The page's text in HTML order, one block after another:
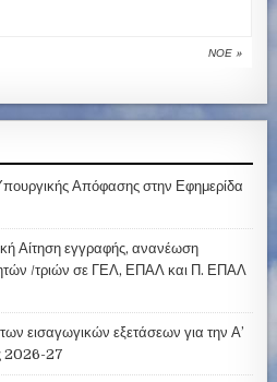
ΝΟΈ »
Απόφασης στην Εφημερίδα
Αίτηση εγγραφής, ανανέωση
/τριών σε ΓΕΛ, ΕΠΑΛ και Π. ΕΠΑΛ
εισαγωγικών εξετάσεων για την Α’
2026-27